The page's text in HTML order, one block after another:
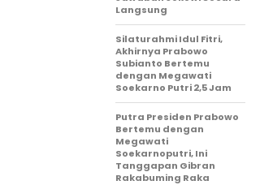
Langsung
Silaturahmi Idul Fitri,
Akhirnya Prabowo
Subianto Bertemu
dengan Megawati
Soekarno Putri 2,5 Jam
Putra Presiden Prabowo
Bertemu dengan
Megawati
Soekarnoputri, Ini
Tanggapan Gibran
Rakabuming Raka